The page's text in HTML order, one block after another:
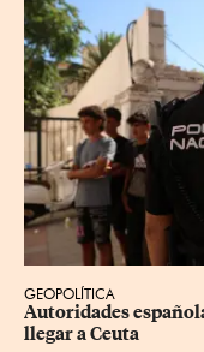
GEOPOLÍTICA
Autoridades
llegar a Ceuta